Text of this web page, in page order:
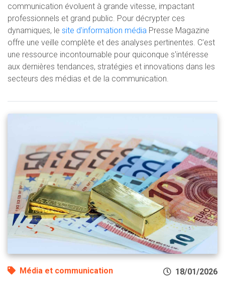
communication évoluent à grande vitesse, impactant
professionnels et grand public. Pour décrypter ces
dynamiques, le site d'information média Presse Magazine
offre une veille complète et des analyses pertinentes. C'est
une ressource incontournable pour quiconque s'intéresse
aux dernières tendances, stratégies et innovations dans les
secteurs des médias et de la communication.
Média et communication 18/01/2026